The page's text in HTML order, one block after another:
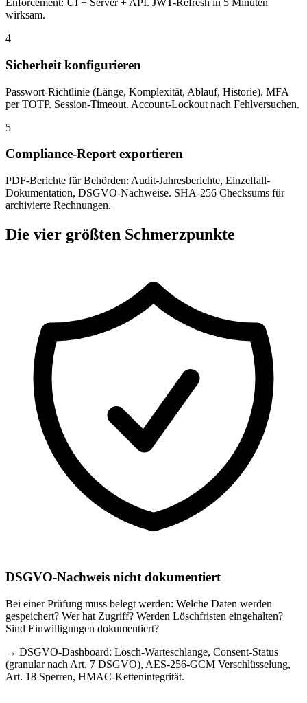
Enforcement: UI + Server + API. JWT-Refresh in 5 Minuten
wirksam.
4
Sicherheit konfigurieren
Passwort-Richtlinie (Länge, Komplexität, Ablauf, Historie). MFA
per TOTP. Session-Timeout. Account-Lockout nach Fehlversuchen.
5
Compliance-Report exportieren
PDF-Berichte für Behörden: Audit-Jahresberichte, Einzelfall-
Dokumentation, DSGVO-Nachweise. SHA-256 Checksums für
archivierte Rechnungen.
Die vier größten Schmerzpunkte
DSGVO-Nachweis nicht dokumentiert
Bei einer Prüfung muss belegt werden: Welche Daten werden
gespeichert? Wer hat Zugriff? Werden Löschfristen eingehalten?
Sind Einwilligungen dokumentiert?
→ DSGVO-Dashboard: Lösch-Warteschlange, Consent-Status
(granular nach Art. 7 DSGVO), AES-256-GCM Verschlüsselung,
Art. 18 Sperren, HMAC-Kettenintegrität.